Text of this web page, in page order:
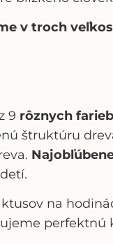
v troch
9 rôznych farieb
štruktúru
na